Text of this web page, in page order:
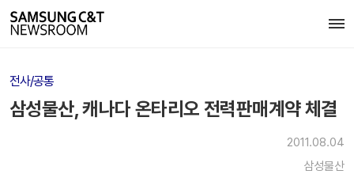
전사/공통
삼성물산, 캐나다 온타리오 전력판매계약 체결
2011.08.04
삼성물산